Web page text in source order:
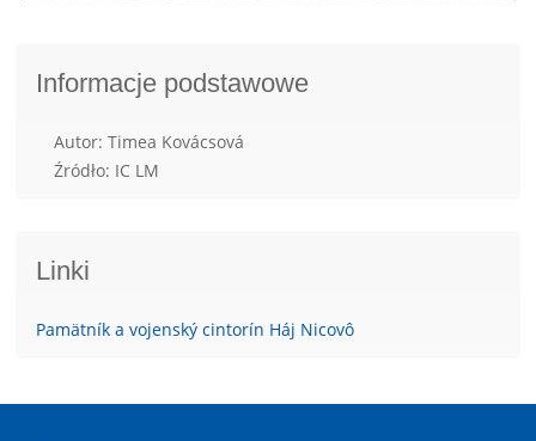
Informacje podstawowe
Autor: Timea Kovácsová
Źródło: IC LM
Linki
Pamätník a vojenský cintorín Háj Nicovô